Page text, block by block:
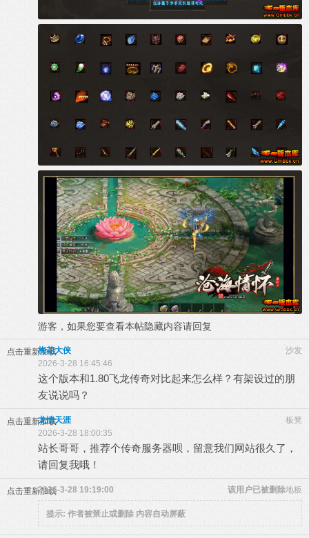
游客，如果您要查看本帖隐藏内容请回复
点击重新加载 沙发
梅花大侠
2026-3-28 16:45:46
这个版本和1.80飞龙传奇对比起来怎么样？有架设过的朋
友说说吗？
点击重新加载 板凳
龙情天涯
2026-3-28 18:00:35
站长哥哥，推荐个传奇服务器呗，留意我们网站很久了，
请回复我哦！
点击重新加载 地板
该用户已被删除
2026-3-28 19:19:00
提示: 作者被禁止或删除 内容自动屏蔽